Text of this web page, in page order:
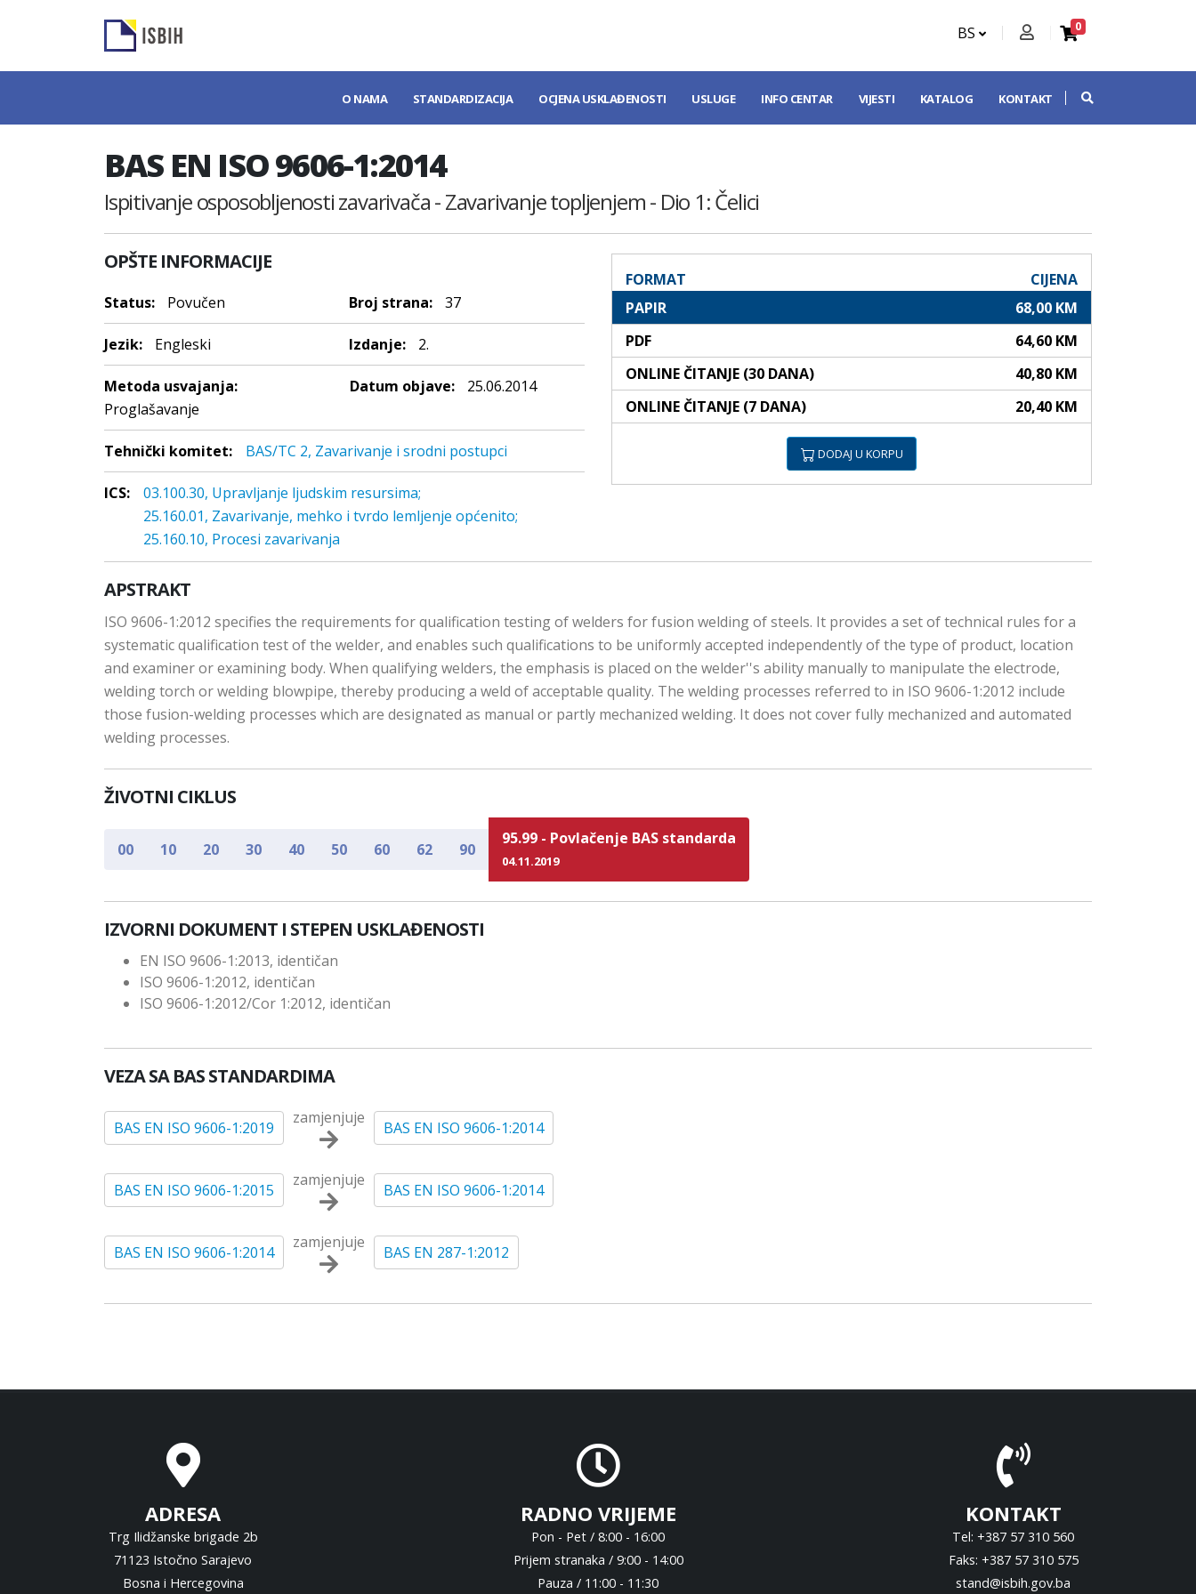
BS 0
O NAMA STANDARDIZACIJA OCJENA USKLAĐENOSTI USLUGE INFO CENTAR VIJESTI KATALOG KONTAKT
BAS EN ISO 9606-1:2014
Ispitivanje osposobljenosti zavarivača - Zavarivanje topljenjem - Dio 1: Čelici
OPŠTE INFORMACIJE
Status: Povučen Broj strana: 37
Jezik: Engleski Izdanje: 2.
Metoda usvajanja:
Proglašavanje
Datum objave: 25.06.2014
Tehnički komitet: BAS/TC 2, Zavarivanje i srodni postupci
ICS:
03.100.30, Upravljanje ljudskim resursima;
25.160.01, Zavarivanje, mehko i tvrdo lemljenje općenito;
25.160.10, Procesi zavarivanja
FORMAT
CIJENA
PAPIR
68,00 KM
PDF
64,60 KM
ONLINE ČITANJE (30 DANA)
40,80 KM
ONLINE ČITANJE (7 DANA)
20,40 KM
DODAJ U KORPU
APSTRAKT
ISO 9606-1:2012 specifies the requirements for qualification testing of welders for fusion welding of steels. It provides a set of technical rules for a
systematic qualification test of the welder, and enables such qualifications to be uniformly accepted independently of the type of product, location
and examiner or examining body. When qualifying welders, the emphasis is placed on the welder''s ability manually to manipulate the electrode,
welding torch or welding blowpipe, thereby producing a weld of acceptable quality. The welding processes referred to in ISO 9606-1:2012 include
those fusion-welding processes which are designated as manual or partly mechanized welding. It does not cover fully mechanized and automated
welding processes.
ŽIVOTNI CIKLUS
00 10 20 30 40 50 60 62 90
95.99 - Povlačenje BAS standarda
04.11.2019
IZVORNI DOKUMENT I STEPEN USKLAĐENOSTI
EN ISO 9606-1:2013, identičan
ISO 9606-1:2012, identičan
ISO 9606-1:2012/Cor 1:2012, identičan
VEZA SA BAS STANDARDIMA
BAS EN ISO 9606-1:2019
zamjenjuje
BAS EN ISO 9606-1:2014
BAS EN ISO 9606-1:2015
zamjenjuje
BAS EN ISO 9606-1:2014
BAS EN ISO 9606-1:2014
zamjenjuje
BAS EN 287-1:2012
ADRESA
Trg Ilidžanske brigade 2b
71123 Istočno Sarajevo
Bosna i Hercegovina
RADNO VRIJEME
Pon - Pet / 8:00 - 16:00
Prijem stranaka / 9:00 - 14:00
Pauza / 11:00 - 11:30
KONTAKT
Tel: +387 57 310 560
Faks: +387 57 310 575
stand@isbih.gov.ba